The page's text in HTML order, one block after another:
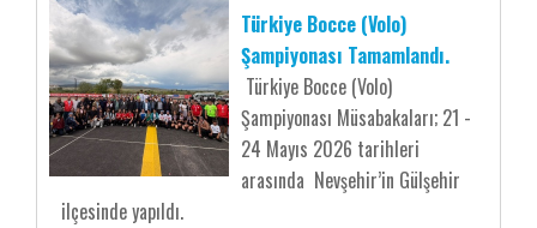
Türkiye Bocce (Volo)
Şampiyonası Tamamlandı.
Türkiye Bocce (Volo)
Şampiyonası Müsabakaları; 21 -
24 Mayıs 2026 tarihleri
arasında Nevşehir’in Gülşehir
ilçesinde yapıldı.